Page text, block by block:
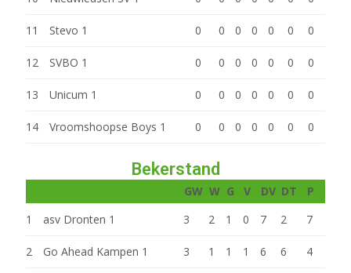
11 Stevo 1 0 0 0 0 0 0 0
12 SVBO 1 0 0 0 0 0 0 0
13 Unicum 1 0 0 0 0 0 0 0
14 Vroomshoopse Boys 1 0 0 0 0 0 0 0
Bekerstand
GW W G V DV DT
P
1
asv Dronten 1 3 2 1 0 7 2 7
2 Go Ahead Kampen 1 3 1 1 1 6 6 4